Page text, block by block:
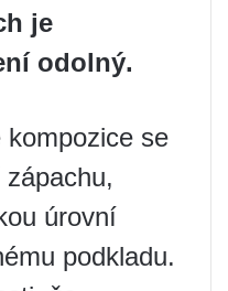
je
odolný.
kompozice se
úrovní
podkladu.